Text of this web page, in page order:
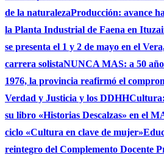
de la naturalezaProducción: avance
la Planta Industrial de Faena en
se presenta el 1 y 2 de mayo en el
carrera solistaNUNCA MAS: a 50
1976, la provincia reafirmó el
Verdad y Justicia y los DDHH
su libro «Historias Descalzas» en el
ciclo «Cultura en clave de mujer»
reintegro del Complemento Docente